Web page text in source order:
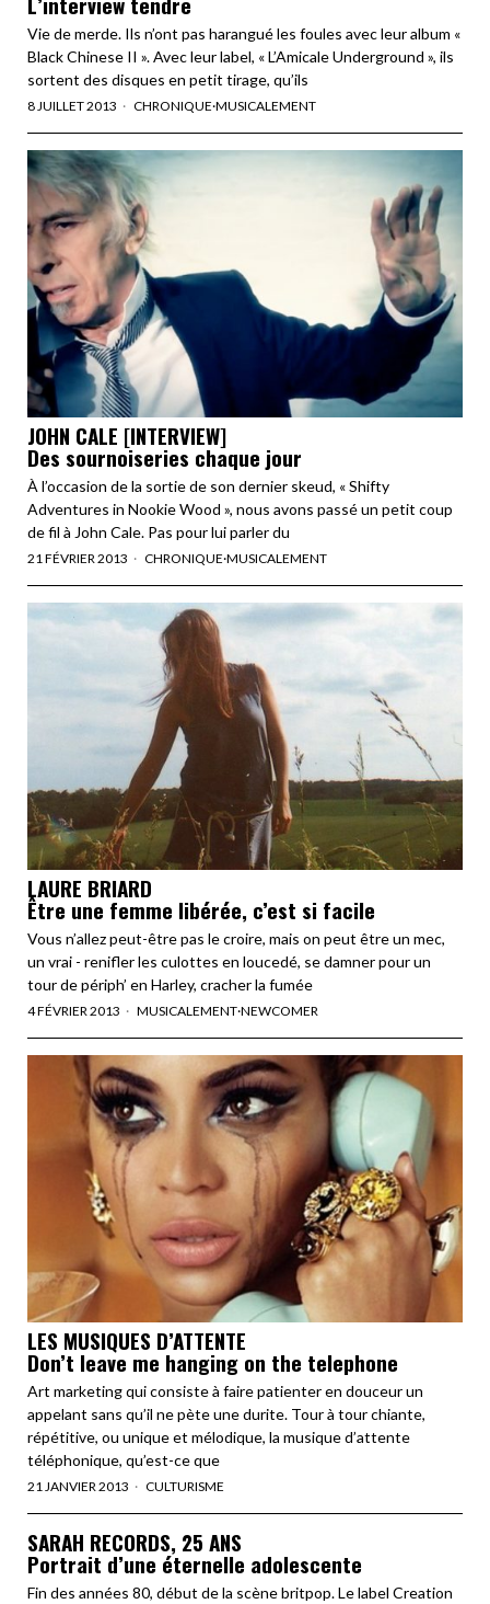
Vie de merde. Ils n’ont pas harangué les foules avec leur album «
Black Chinese II ». Avec leur label, « L’Amicale Underground », ils
sortent des disques en petit tirage, qu’ils
8 JUILLET 2013 CHRONIQUE·MUSICALEMENT
JOHN CALE [INTERVIEW]
Des sournoiseries chaque jour
À l’occasion de la sortie de son dernier skeud, « Shifty
Adventures in Nookie Wood », nous avons passé un petit coup
de fil à John Cale. Pas pour lui parler du
21 FÉVRIER 2013 CHRONIQUE·MUSICALEMENT
LAURE BRIARD
Être une femme libérée, c’est si facile
Vous n’allez peut-être pas le croire, mais on peut être un mec,
un vrai - renifler les culottes en loucedé, se damner pour un
tour de périph’ en Harley, cracher la fumée
4 FÉVRIER 2013 MUSICALEMENT·NEWCOMER
LES MUSIQUES D’ATTENTE
Don’t leave me hanging on the telephone
Art marketing qui consiste à faire patienter en douceur un
appelant sans qu’il ne pète une durite. Tour à tour chiante,
répétitive, ou unique et mélodique, la musique d’attente
téléphonique, qu’est-ce que
21 JANVIER 2013 CULTURISME
SARAH RECORDS, 25 ANS
Portrait d’une éternelle adolescente
Fin des années 80, début de la scène britpop. Le label Creation